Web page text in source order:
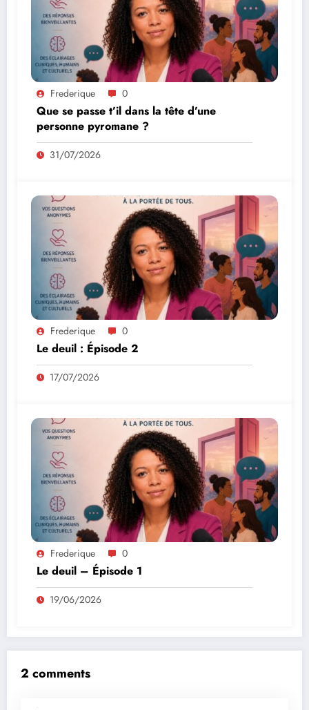
Frederique 0
Que se passe t’il dans la tête d’une
personne pyromane ?
31/07/2026
Frederique 0
Le deuil : Épisode 2
17/07/2026
Frederique 0
Le deuil – Épisode 1
19/06/2026
2 comments